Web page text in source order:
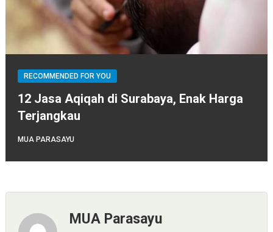
RECOMMENDED FOR YOU
12 Jasa Aqiqah di Surabaya, Enak Harga
Terjangkau
MUA PARASAYU
MUA Parasayu